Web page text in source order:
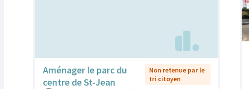
Aménager le parc du
centre de St-Jean
Non retenue par le
tri citoyen